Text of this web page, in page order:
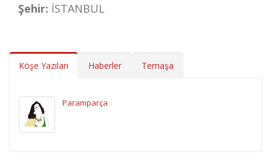
Şehir: İSTANBUL
Köşe Yazıları Haberler Temaşa
Paramparça